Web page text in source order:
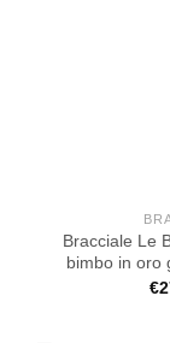
Bracciale Le
bimbo in oro
€